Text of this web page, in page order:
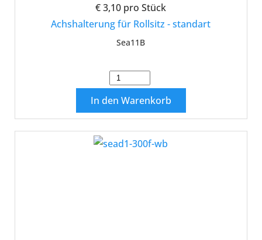
€ 3,10 pro Stück
Achshalterung für Rollsitz - standart
Sea11B
In den Warenkorb